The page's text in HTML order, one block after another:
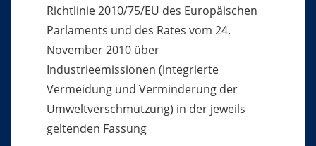
Richtlinie 2010/75/EU des Europäischen
Parlaments und des Rates vom 24.
November 2010 über
Industrieemissionen (integrierte
Vermeidung und Verminderung der
Umweltverschmutzung) in der jeweils
geltenden Fassung